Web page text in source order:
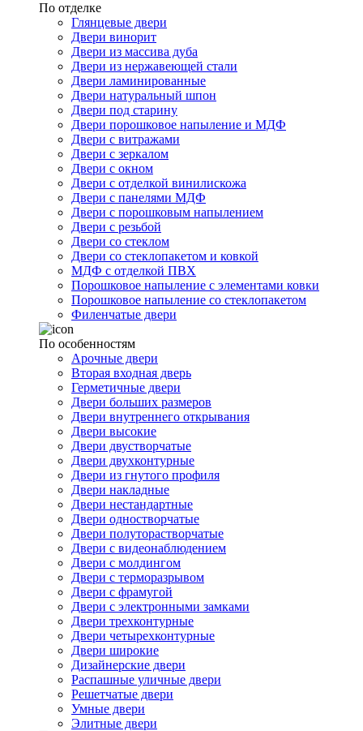
По отделке
Глянцевые двери
Двери винорит
Двери из массива дуба
Двери из нержавеющей стали
Двери ламинированные
Двери натуральный шпон
Двери под старину
Двери порошковое напыление и МДФ
Двери с витражами
Двери с зеркалом
Двери с окном
Двери с отделкой винилискожа
Двери с панелями МДФ
Двери с порошковым напылением
Двери с резьбой
Двери со стеклом
Двери со стеклопакетом и ковкой
МДФ с отделкой ПВХ
Порошковое напыление с элементами ковки
Порошковое напыление со стеклопакетом
Филенчатые двери
По особенностям
Арочные двери
Вторая входная дверь
Герметичные двери
Двери больших размеров
Двери внутреннего открывания
Двери высокие
Двери двустворчатые
Двери двухконтурные
Двери из гнутого профиля
Двери накладные
Двери нестандартные
Двери одностворчатые
Двери полуторастворчатые
Двери с видеонаблюдением
Двери с молдингом
Двери с терморазрывом
Двери с фрамугой
Двери с электронными замками
Двери трехконтурные
Двери четырехконтурные
Двери широкие
Дизайнерские двери
Распашные уличные двери
Решетчатые двери
Умные двери
Элитные двери